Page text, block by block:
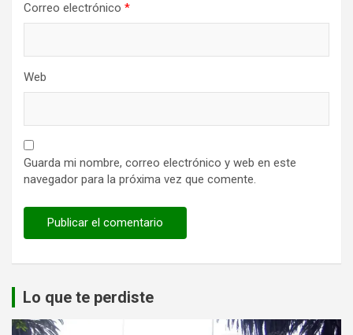
Correo electrónico *
Web
Guarda mi nombre, correo electrónico y web en este
navegador para la próxima vez que comente.
Lo que te perdiste